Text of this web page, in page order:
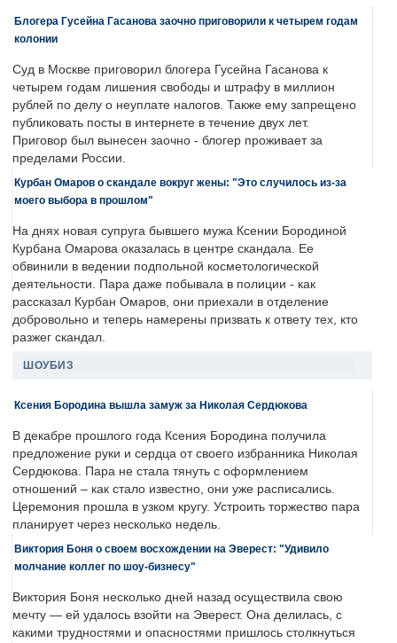
Блогера Гусейна Гасанова заочно приговорили к четырем годам
колонии
Суд в Москве приговорил блогера Гусейна Гасанова к
четырем годам лишения свободы и штрафу в миллион
рублей по делу о неуплате налогов. Также ему запрещено
публиковать посты в интернете в течение двух лет.
Приговор был вынесен заочно - блогер проживает за
пределами России.
Курбан Омаров о скандале вокруг жены: "Это случилось из-за
моего выбора в прошлом"
На днях новая супруга бывшего мужа Ксении Бородиной
Курбана Омарова оказалась в центре скандала. Ее
обвинили в ведении подпольной косметологической
деятельности. Пара даже побывала в полиции - как
рассказал Курбан Омаров, они приехали в отделение
добровольно и теперь намерены призвать к ответу тех, кто
разжег скандал.
ШОУБИЗ
Ксения Бородина вышла замуж за Николая Сердюкова
В декабре прошлого года Ксения Бородина получила
предложение руки и сердца от своего избранника Николая
Сердюкова. Пара не стала тянуть с оформлением
отношений – как стало известно, они уже расписались.
Церемония прошла в узком кругу. Устроить торжество пара
планирует через несколько недель.
Виктория Боня о своем восхождении на Эверест: "Удивило
молчание коллег по шоу-бизнесу"
Виктория Боня несколько дней назад осуществила свою
мечту — ей удалось взойти на Эверест. Она делилась, с
какими трудностями и опасностями пришлось столкнуться